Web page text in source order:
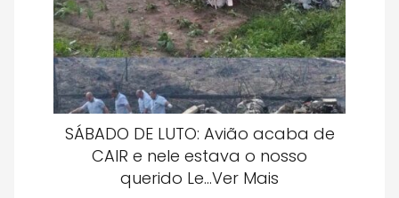
SÁBADO DE LUTO: Avião acaba de
CAIR e nele estava o nosso
querido Le…Ver Mais